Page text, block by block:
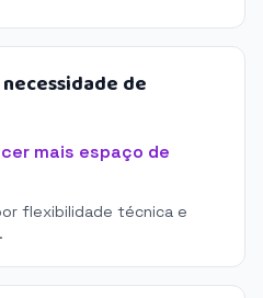
de
mais espaço de
flexibilidade técnica e